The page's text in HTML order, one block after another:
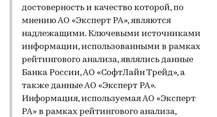
достоверность и качество которой, по
мнению АО «Эксперт РА», являются
надлежащими. Ключевыми источниками
информации, использованными в рамках
рейтингового анализа, являлись данные
Банка России, АО «СофтЛайн Трейд», а
также данные АО «Эксперт РА».
Информация, используемая АО «Эксперт
РА» в рамках рейтингового анализа,